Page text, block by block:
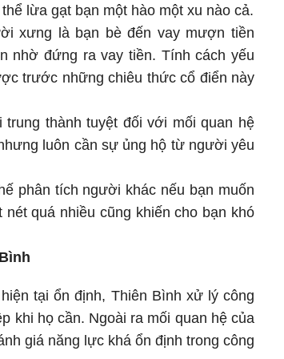
lừa gạt bạn một hào một xu nào cả.
xưng là bạn bè đến vay mượn tiền
nhờ đứng ra vay tiền. Tính cách yếu
trước những chiêu thức cổ điển này
thành tuyệt đối với mối quan hệ
luôn cần sự ủng hộ từ người yêu
phân tích người khác nếu bạn muốn
quá nhiều cũng khiến cho bạn khó
tại ổn định, Thiên Bình xử lý công
khi họ cần. Ngoài ra mối quan hệ của
giá năng lực khá ổn định trong công